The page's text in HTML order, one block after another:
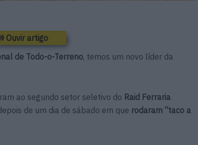
Ouvir artigo
de Todo-o-Terreno, temos um novo líder da
ao segundo setor seletivo do Raid Ferraria
de um dia de sábado em que rodaram “taco a